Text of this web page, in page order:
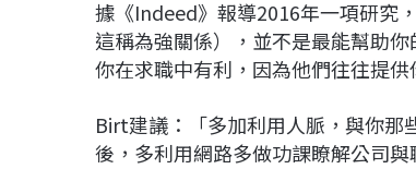
據《Indeed》報導2016年一項研究
這稱為強關係），並不是最能幫助
你在求職中有利，因為他們往往提
Birt建議：「多加利用人脈，與你那
後，多利用網路多做功課瞭解公司與